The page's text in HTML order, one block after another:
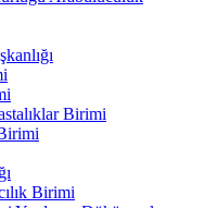
Birimi
Birimi